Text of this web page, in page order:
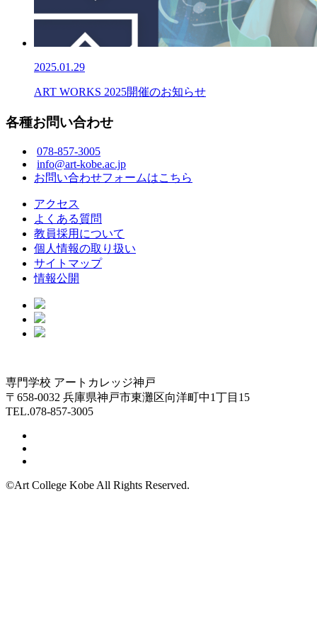
2025.01.29
ART WORKS 2025開催のお知らせ
各種お問い合わせ
078-857-3005
info@art-kobe.ac.jp
お問い合わせフォームはこちら
アクセス
よくある質問
教員採用について
個人情報の取り扱い
サイトマップ
情報公開
専門学校 アートカレッジ神戸
〒658-0032 兵庫県神戸市東灘区向洋町中1丁目15
TEL.078-857-3005
©Art College Kobe All Rights Reserved.